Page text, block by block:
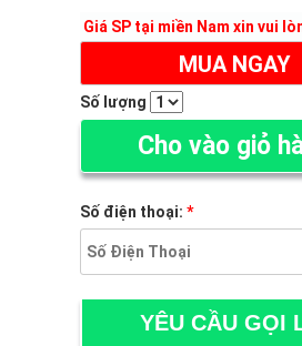
Giá SP tại miền Nam xin vui
MUA NGAY
Số lượng
Cho vào giỏ
Số điện thoại: *